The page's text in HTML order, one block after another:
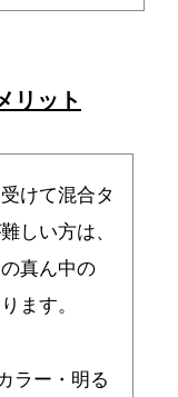
リット
けて混合タ
しい方は、
真ん中の
ます。
ラー・明る